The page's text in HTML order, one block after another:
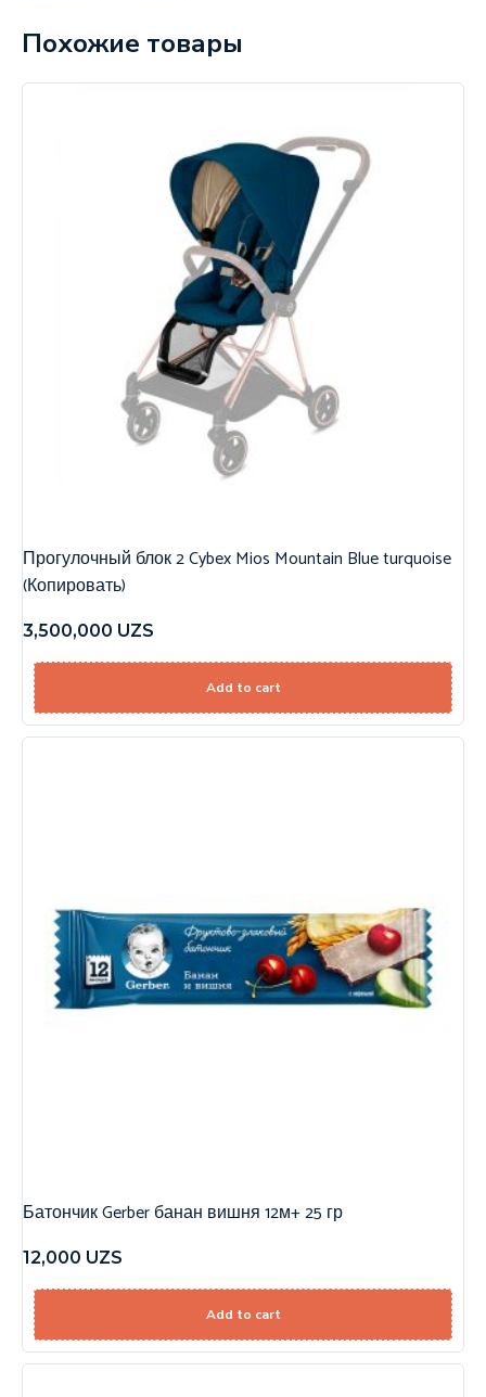
Похожие товары
Прогулочный блок 2 Cybex Mios Mountain Blue turquoise
(Копировать)
3,500,000 UZS
Add to cart
Батончик Gerber банан вишня 12м+ 25 гр
12,000 UZS
Add to cart